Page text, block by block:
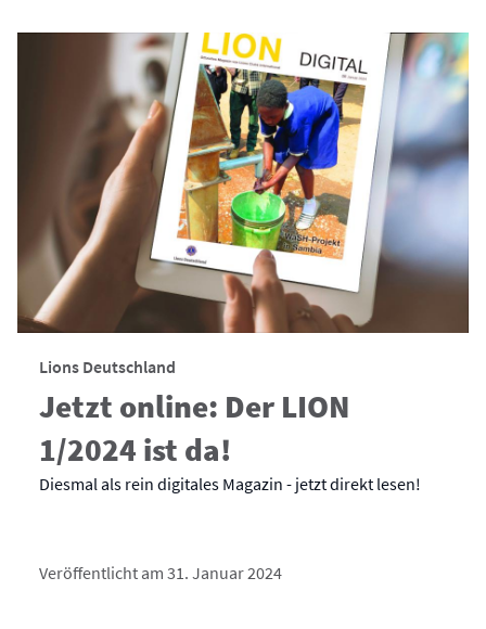
Lions Deutschland
Jetzt online: Der LION
1/2024 ist da!
Diesmal als rein digitales Magazin - jetzt direkt lesen!
Veröffentlicht am 31. Januar 2024